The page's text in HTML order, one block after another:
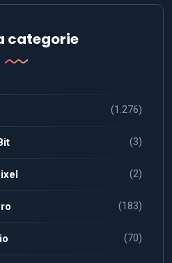
categorie
(1.276)
(3)
(2)
(183)
(70)